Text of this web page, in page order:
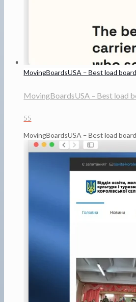
MovingBoardsUSA – Best load
MovingBoardsUSA – Best load
55
MovingBoardsUSA – Best load